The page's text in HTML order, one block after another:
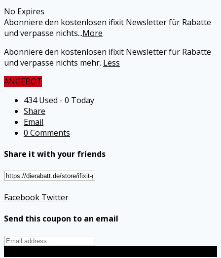
No Expires
Abonniere den kostenlosen ifixit Newsletter für Rabatte
und verpasse nichts...More
Abonniere den kostenlosen ifixit Newsletter für Rabatte
und verpasse nichts mehr. Less
ANGEBOT
434 Used - 0 Today
Share
Email
0 Comments
Share it with your friends
Facebook Twitter
Send this coupon to an email